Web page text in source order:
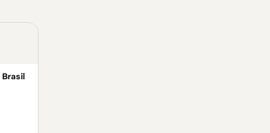
Brasil